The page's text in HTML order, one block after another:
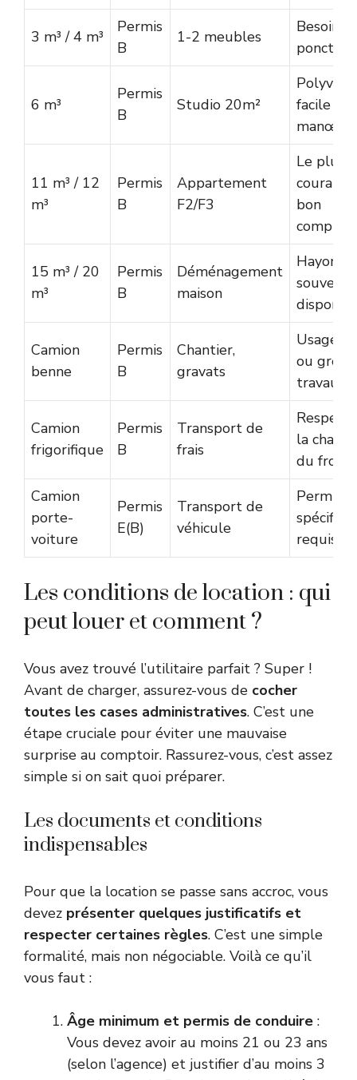
3 m³ / 4 m³
Permis
B
1-2 meubles
Besoins
6 m³
Permis
B
Studio 20m²
facile à
11 m³ / 12
m³
Permis
B
Appartement
F2/F3
Le plus
courant,
bon
15 m³ / 20
m³
Permis
B
Déménagement
maison
Hayon
souvent
Camion
benne
Permis
B
Chantier,
gravats
Usage
ou gros
travaux
Camion
frigorifique
Permis
B
Transport de
frais
Respect
la chaîne
du froid
Camion
porte-
voiture
Permis
E(B)
Transport de
véhicule
Permis
requis
Les conditions de location : qui
peut louer et comment ?
Vous avez trouvé l’utilitaire parfait ? Super !
Avant de charger, assurez-vous de cocher
toutes les cases administratives. C’est une
étape cruciale pour éviter une mauvaise
surprise au comptoir. Rassurez-vous, c’est assez
simple si on sait quoi préparer.
Les documents et conditions
indispensables
Pour que la location se passe sans accroc, vous
devez présenter quelques justificatifs et
respecter certaines règles. C’est une simple
formalité, mais non négociable. Voilà ce qu’il
vous faut :
Âge minimum et permis de conduire :
Vous devez avoir au moins 21 ou 23 ans
(selon l’agence) et justifier d’au moins 3